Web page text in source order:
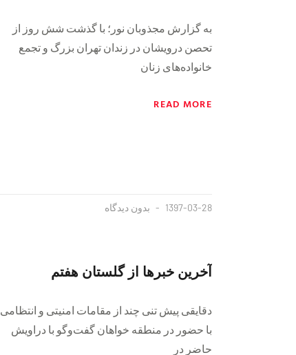
به گزارش مجذوبان نور؛ با گذشت شش روز از
تحصن درویشان در زندان تهران بزرگ و تجمع
خانواده‌های زنان
READ MORE
1397-03-28 بدون دیدگاه
آخرین خبر‌ها از گلستان هفتم
دقایقی پیش تنی چند از مقامات امنیتی و انتظامی
با حضور در منطقه خواهان گفت‌و‌گو با دراویش
حاضر در